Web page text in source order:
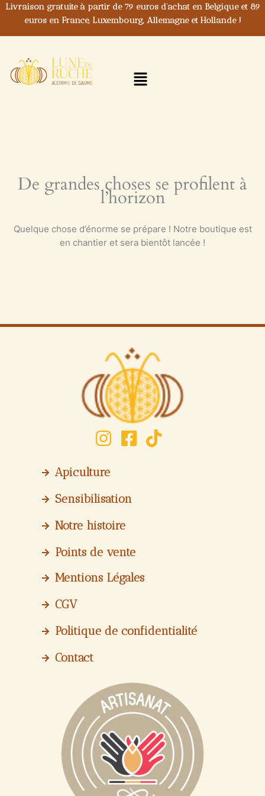
Aller
contenu
Livraison gratuite à partir de 79 euros d’achat en Belgique et 89
euros en France, Luxembourg, Allemagne et Hollande !
Menu
De grandes choses se profilent à
l’horizon
Quelque chose d’énorme se prépare ! Notre boutique est
en chantier et sera bientôt lancée !
Apiculture
Sensibilisation
Notre histoire
Points de vente
Mentions Légales
CGV
Politique de confidentialité
Contact